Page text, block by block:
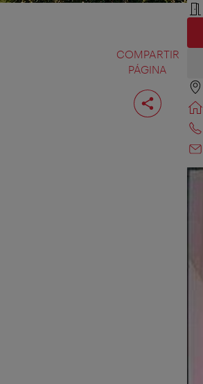
COMPARTIR
PÁGINA
Compartir
página